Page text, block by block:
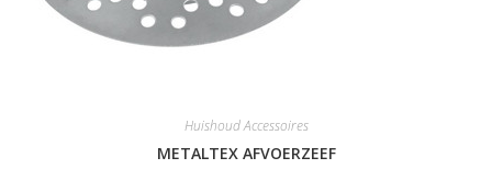
Huishoud Accessoires
METALTEX AFVOERZEEF